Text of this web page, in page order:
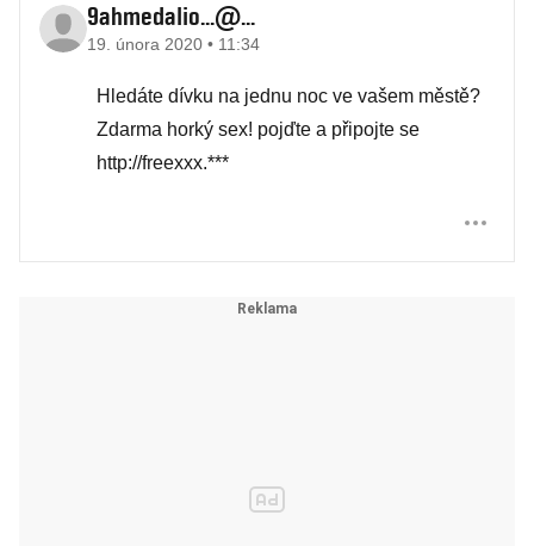
9ahmedalio...@...
19. února 2020 • 11:34
Hledáte dívku na jednu noc ve vašem městě?
Zdarma horký sex! pojďte a připojte se
http://freexxx.***